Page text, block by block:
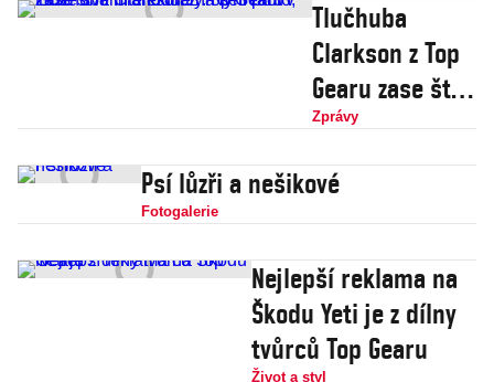
Tlučhuba
Clarkson z Top
Gearu zase štve
intelektuály.
Nyní proto, že
se s nimi
shodne na
setrvání v EU
Zprávy
Psí lůzři a nešikové
Fotogalerie
Nejlepší reklama na
Škodu Yeti je z dílny
tvůrců Top Gearu
Život a styl